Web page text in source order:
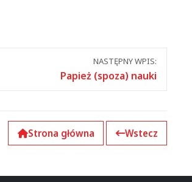
NASTĘPNY WPIS:
Papież (spoza) nauki
Strona główna Wstecz